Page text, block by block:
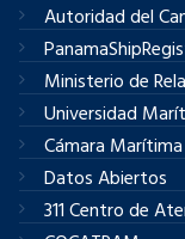
Autoridad del
Ministerio de
Universidad
Cámara
Datos Abiertos
311 Centro de